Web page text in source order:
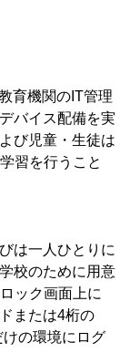
育機関のIT管理
バイス配備を実
び児童・生徒は
習を行うこと
は一人ひとりに
校のために用意
ック画面上に
または4桁の
の環境にログ